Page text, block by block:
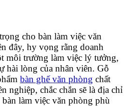
cho bàn làm việc văn
đây, hy vọng rằng doanh
môi trường làm việc lý tưởng,
hài lòng của nhân viên. Gỗ
bàn ghế văn phòng chất
nghiệp, chắc chắn sẽ là địa chỉ
làm việc văn phòng phù